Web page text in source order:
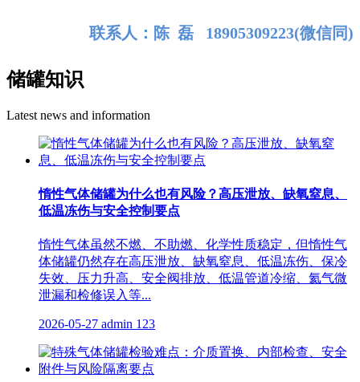
联系人：陈 磊 18905309223(微信同)
储罐知识
Latest news and information
惰性气体储罐为什么也有风险？高压泄放、缺氧窒息、
低温冻伤与安全控制要点
惰性气体虽然不燃、不助燃、化学性质稳定，但惰性气
体储罐仍然存在高压泄放、缺氧窒息、低温冻伤、保冷
失效、压力升高、安全阀排放、低温管道冷缩、氦气微
泄漏和检修误入等...
2026-05-27 admin 123